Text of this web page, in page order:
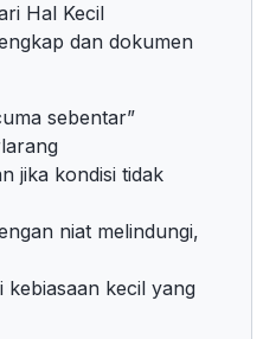
Hal Kecil
dan dokumen
sebentar”
jika kondisi tidak
niat melindungi,
kebiasaan kecil yang